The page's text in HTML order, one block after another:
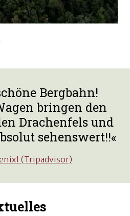
Bergbahn!
bringen den
Drachenfels und
sehenswert!!
(Tripadvisor)